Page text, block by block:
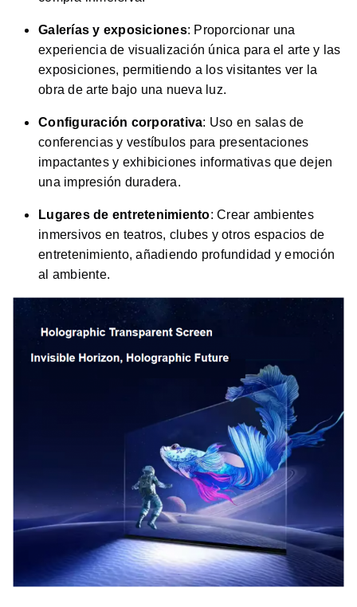
Galerías y exposiciones: Proporcionar una
experiencia de visualización única para el arte y las
exposiciones, permitiendo a los visitantes ver la
obra de arte bajo una nueva luz.
Configuración corporativa: Uso en salas de
conferencias y vestíbulos para presentaciones
impactantes y exhibiciones informativas que dejen
una impresión duradera.
Lugares de entretenimiento: Crear ambientes
inmersivos en teatros, clubes y otros espacios de
entretenimiento, añadiendo profundidad y emoción
al ambiente.